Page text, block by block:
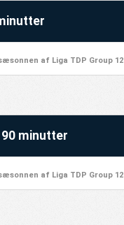
af Liga TDP Group 12
minutter
af Liga TDP Group 12